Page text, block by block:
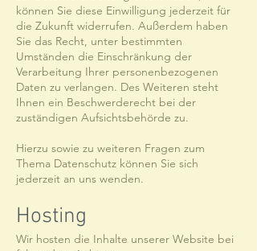
können Sie diese Einwilligung jederzeit für
die Zukunft widerrufen. Außerdem haben
Sie das Recht, unter bestimmten
Umständen die Einschränkung der
Verarbeitung Ihrer personenbezogenen
Daten zu verlangen. Des Weiteren steht
Ihnen ein Beschwerderecht bei der
zuständigen Aufsichtsbehörde zu.
Hierzu sowie zu weiteren Fragen zum
Thema Datenschutz können Sie sich
jederzeit an uns wenden.
Hosting
Wir hosten die Inhalte unserer Website bei